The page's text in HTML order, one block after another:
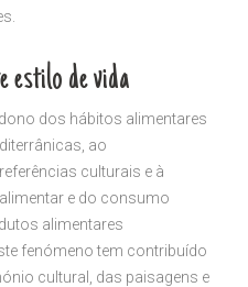
estilo de vida
dos hábitos alimentares
ao
culturais e à
e do consumo
alimentares
fenómeno tem contribuído
cultural, das paisagens e